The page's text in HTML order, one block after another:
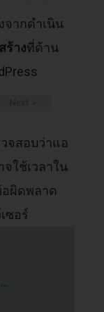
จากดำเนิน
สร้างที่ด้าน
จสอบว่าแอ
ใช้เวลาใน
ผิดพลาด
ซอร์